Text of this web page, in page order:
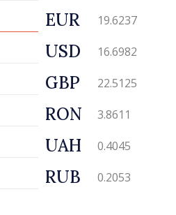
EUR 19.6237
USD 16.6982
GBP 22.5125
RON 3.8611
UAH 0.4045
RUB 0.2053